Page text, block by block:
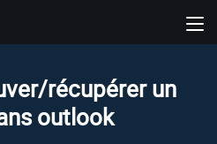
récupérer un
outlook